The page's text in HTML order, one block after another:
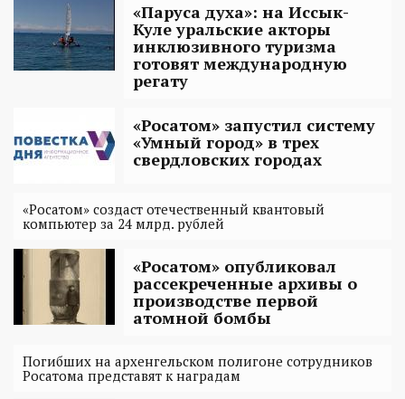
«Паруса духа»: на Иссык-
Куле уральские акторы
инклюзивного туризма
готовят международную
регату
«Росатом» запустил систему
«Умный город» в трех
свердловских городах
«Росатом» создаст отечественный квантовый
компьютер за 24 млрд. рублей
«Росатом» опубликовал
рассекреченные архивы о
производстве первой
атомной бомбы
Погибших на архенгельском полигоне сотрудников
Росатома представят к наградам